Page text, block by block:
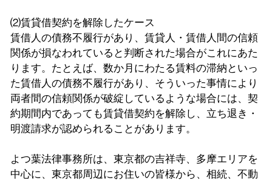
⑵賃貸借契約を解除したケース
賃借人の債務不履行があり、賃貸人・賃借人間の信頼
関係が損なわれていると判断された場合がこれにあた
ります。たとえば、数か月にわたる賃料の滞納といっ
た賃借人の債務不履行があり、そういった事情により
両者間の信頼関係が破綻しているような場合には、契
約期間内であっても賃貸借契約を解除し、立ち退き・
明渡請求が認められることがあります。
よつ葉法律事務所は、東京都の吉祥寺、多摩エリアを
中心に、東京都周辺にお住いの皆様から、相続、不動